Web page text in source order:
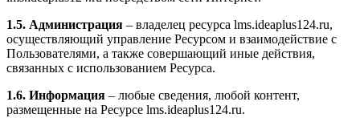
1.5. Администрация – владелец ресурса lms.ideaplus124.ru,
осуществляющий управление Ресурсом и взаимодействие с
Пользователями, а также совершающий иные действия,
связанных с использованием Ресурса.
1.6. Информация – любые сведения, любой контент,
размещенные на Ресурсе lms.ideaplus124.ru.